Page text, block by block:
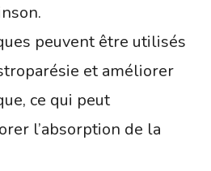
peuvent être utilisés
et améliorer
ce qui peut
l’absorption de la